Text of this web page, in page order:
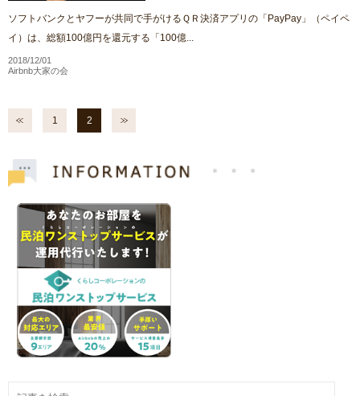
ソフトバンクとヤフーが共同で手がけるＱＲ決済アプリの「PayPay」（ペイペ
イ）は、総額100億円を還元する「100億...
2018/12/01
Airbnb大家の会
1 2